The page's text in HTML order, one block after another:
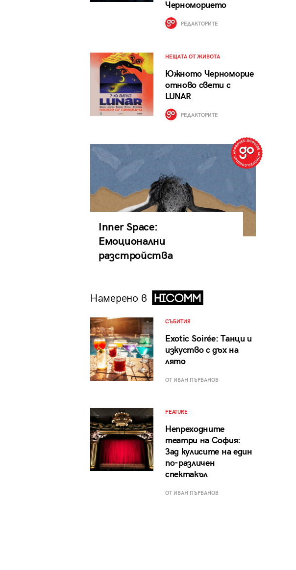
Черноморието
РЕДАКТОРИТЕ
НЕЩАТА ОТ ЖИВОТА
Южното Черноморие
отново свети с
LUNAR
РЕДАКТОРИТЕ
Inner Space:
Емоционални
разстройства
Намерено в
СЪБИТИЯ
Exotic Soirée: Танци и
изкуство с дъх на
лято
ОТ ИВАН ПЪРВАНОВ
FEATURE
Непреходните
театри на София:
Зад кулисите на един
по-различен
спектакъл
ОТ ИВАН ПЪРВАНОВ